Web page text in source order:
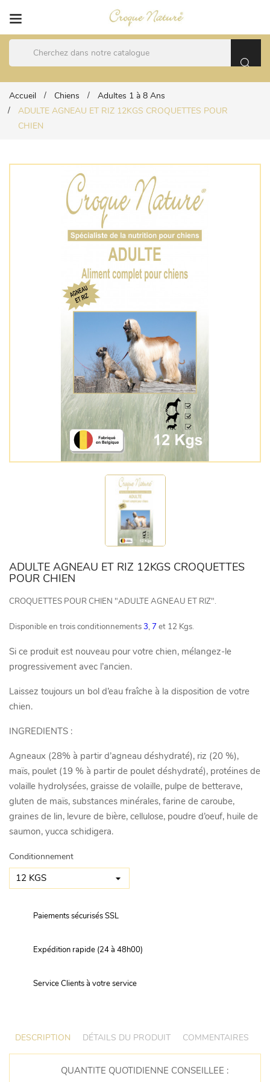
Accueil Chiens
Adultes 1 à 8 Ans
ADULTE AGNEAU ET RIZ 12KGS CROQUETTES POUR
CHIEN
ADULTE AGNEAU ET RIZ 12KGS CROQUETTES
POUR CHIEN
CROQUETTES POUR CHIEN "ADULTE AGNEAU ET RIZ".
Disponible en trois conditionnements3,7et 12 Kgs.
Si ce produit est nouveau pour votre chien, mélangez-le
progressivement avec l’ancien.
Laissez toujours un bol d’eau fraîche à la disposition de votre
chien.
INGREDIENTS :
Agneaux (28% à partir d’agneau déshydraté), riz (20 %),
maïs, poulet (19 % à partir de poulet déshydraté), protéines de
volaille hydrolysées, graisse de volaille, pulpe de betterave,
gluten de maïs, substances minérales, farine de caroube,
graines de lin, levure de bière, cellulose, poudre d’oeuf, huile de
saumon, yucca schidigera.
Conditionnement
Paiements sécurisés SSL
Expédition rapide (24 à 48h00)
Service Clients à votre service
DESCRIPTION DÉTAILS DU PRODUIT COMMENTAIRES
QUANTITE QUOTIDIENNE CONSEILLEE :